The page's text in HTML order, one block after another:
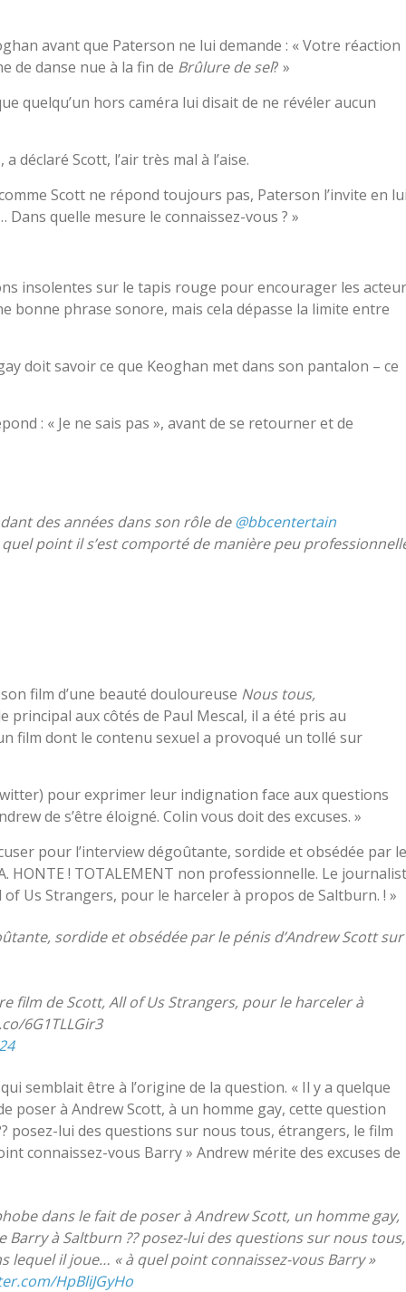
avant que Paterson ne lui demande : « Votre réaction
de danse nue à la fin de Brûlure de sel? »
quelqu’un hors caméra lui disait de ne révéler aucun
déclaré Scott, l’air très mal à l’aise.
Scott ne répond toujours pas, Paterson l’invite en
quelle mesure le connaissez-vous ? »
insolentes sur le tapis rouge pour encourager les
bonne phrase sonore, mais cela dépasse la limite entre
doit savoir ce que Keoghan met dans son pantalon – ce
: « Je ne sais pas », avant de se retourner et de
des années dans son rôle de@bbcentertain
point il s’est comporté de manière peu
film d’une beauté douloureuse Nous tous,
aux côtés de Paul Mescal, il a été pris au
film dont le contenu sexuel a provoqué un tollé sur
pour exprimer leur indignation face aux questions
de s’être éloigné. Colin vous doit des excuses. »
pour l’interview dégoûtante, sordide et obsédée par le
HONTE ! TOTALEMENT non professionnelle. Le
Us Strangers, pour le harceler à propos de Saltburn. ! »
sordide et obsédée par le pénis d’Andrew Scott sur
film de Scott, All of Us Strangers, pour le harceler à
6G1TLLGir3
semblait être à l’origine de la question. « Il y a quelque
poser à Andrew Scott, à un homme gay, cette question
posez-lui des questions sur nous tous, étrangers, le film
connaissez-vous Barry » Andrew mérite des excuses de
dans le fait de poser à Andrew Scott, un homme gay,
à Saltburn ?? posez-lui des questions sur nous tous,
lequel il joue… « à quel point connaissez-vous Barry »
HpBliJGyHo